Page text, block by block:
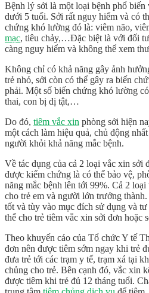
Bệnh lý sởi là một loại bệnh phổ
dưới 5 tuổi. Sởi rất nguy hiểm và có
chứng khó lường đó là: viêm não,
mạc, tiêu chảy,…Đặc biệt là với đối
càng nguy hiểm và không thể xem
Không chỉ có khả năng gây ảnh
trẻ nhỏ, sởi còn có thể gây ra biến
phải. Một số biến chứng khó lường
thai, con bị dị tật,…
Do đó, tiêm vắc xin phòng sởi hiện
một cách làm hiệu quả, chủ động
người khỏi khả năng mắc bệnh.
Về tác dụng của cả 2 loại vắc xin sởi
được kiểm chứng là có thể bảo vệ,
năng mắc bệnh lên tới 99%. Cả 2
cho trẻ em và người lớn trưởng
tốt và tùy vào mục đích sử dụng và tư
thể cho trẻ tiêm vắc xin sởi đơn hoặc
Theo khuyến cáo của Tổ chức Y tế
đơn nên được tiêm sớm ngay khi trẻ
đưa trẻ tới các trạm y tế, trạm xá tại
chủng cho trẻ. Bên cạnh đó, vắc xin
được tiêm khi trẻ đủ 12 tháng tuổi.